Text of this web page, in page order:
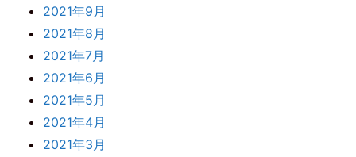
2021年9月
2021年8月
2021年7月
2021年6月
2021年5月
2021年4月
2021年3月